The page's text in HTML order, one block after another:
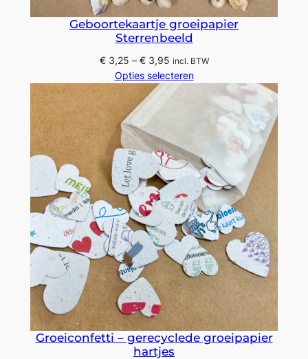
Geboortekaartje groeipapier
Sterrenbeeld
€3,25 – €3,95Prijsklasse:
€ 3,25
tot
incl. BTW
Opties selecteren
Groeiconfetti – gerecyclede groeipapier
hartjes